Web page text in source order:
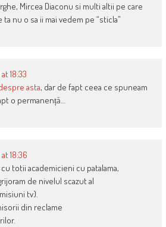
Mircea Diaconu si multi altii pe care
nu o sa ii mai vedem pe “sticla”
18:33
asta, dar de fapt ceea ce spuneam
o permanență…
18:36
totii academicieni cu patalama,
de nivelul scazut al
tv).
din reclame